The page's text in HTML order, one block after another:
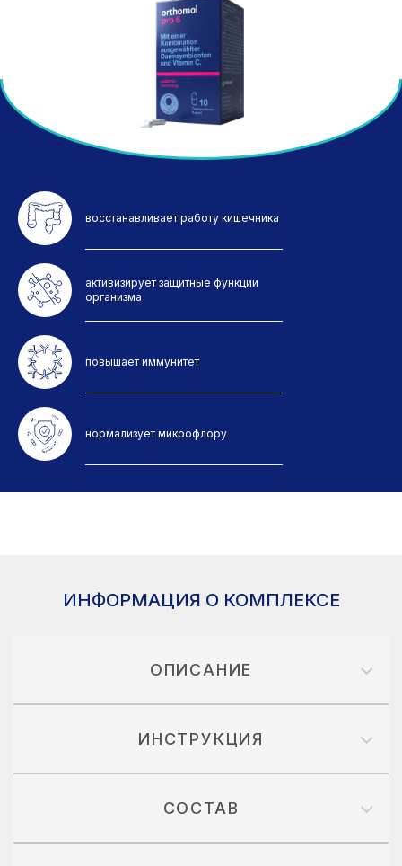
восстанавливает работу кишечника
активизирует защитные функции
организма
повышает иммунитет
нормализует микрофлору
ИНФОРМАЦИЯ О КОМПЛЕКСЕ
ОПИСАНИЕ
ИНСТРУКЦИЯ
СОСТАВ